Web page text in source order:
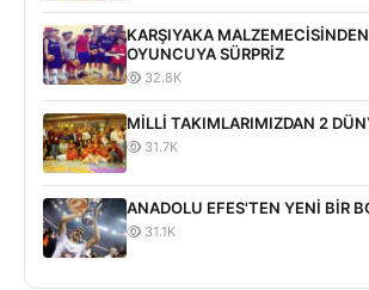
KARŞIYAKA
OYUNCUYA SÜRPRİZ
32.8K
MİLLİ TAKIMLARIMIZDAN 2
31.7K
ANADOLU EFES'TEN YENİ BİR
31.1K